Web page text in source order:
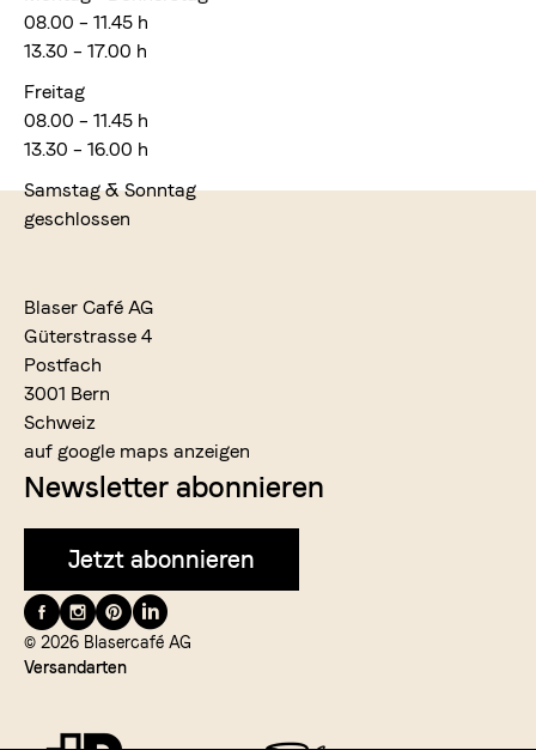
08.00 – 11.45 h
13.30 – 17.00 h
Freitag
08.00 – 11.45 h
13.30 – 16.00 h
Samstag & Sonntag
geschlossen
Blaser Café AG
Güterstrasse 4
Postfach
3001 Bern
Schweiz
auf google maps anzeigen
Newsletter abonnieren
Jetzt abonnieren
Folge
uns
auf
© 2026 Blasercafé AG
Versandarten